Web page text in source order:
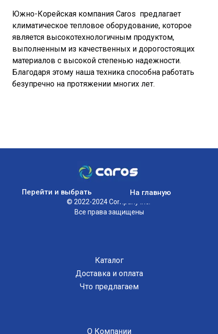
Южно-Корейская компания Caros предлагает
климатическое тепловое оборудование, которое
является высокотехнологичным продуктом,
выполненным из качественных и дорогостоящих
материалов с высокой степенью надежности.
Благодаря этому наша техника способна работать
безупречно на протяжении многих лет.
На главную
Перейти и выбрать
© 2022-2024 Company Inc.
Все права защищены
Каталог
Доставка и оплата
Что предлагаем
О Компании